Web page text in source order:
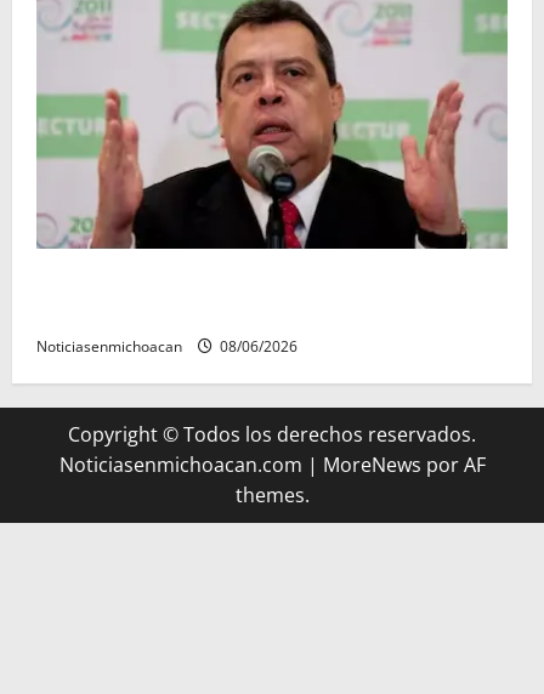
Noticiasenmichoacan 08/06/2026
Copyright © Todos los derechos reservados.
Noticiasenmichoacan.com | MoreNews por AF
themes.